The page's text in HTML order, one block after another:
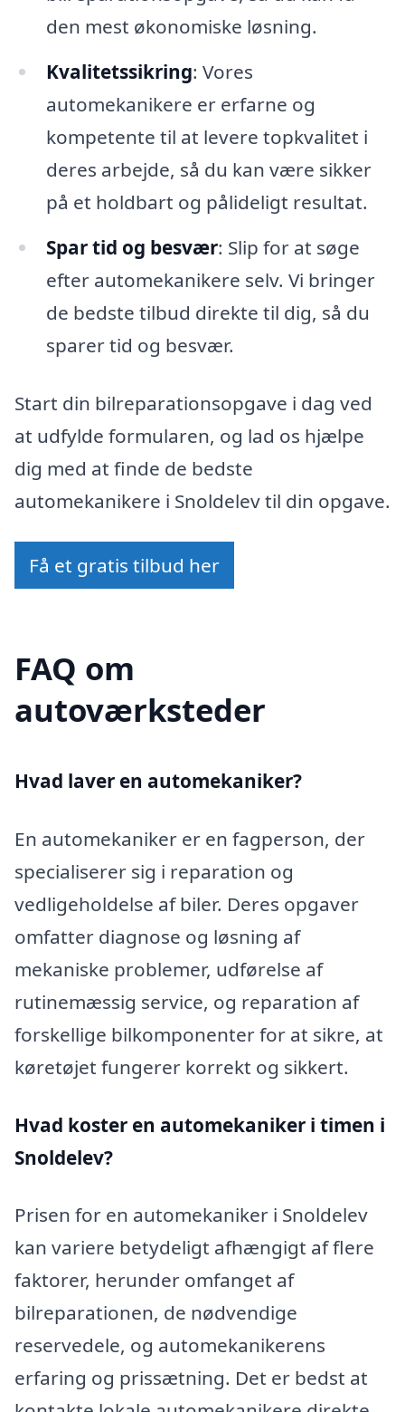
den mest økonomiske løsning.
Kvalitetssikring: Vores
automekanikere er erfarne og
kompetente til at levere topkvalitet i
deres arbejde, så du kan være sikker
på et holdbart og pålideligt resultat.
Spar tid og besvær: Slip for at søge
efter automekanikere selv. Vi bringer
de bedste tilbud direkte til dig, så du
sparer tid og besvær.
Start din bilreparationsopgave i dag ved
at udfylde formularen, og lad os hjælpe
dig med at finde de bedste
automekanikere i Snoldelev til din opgave.
Få et gratis tilbud her
FAQ om
autoværksteder
Hvad laver en automekaniker?
En automekaniker er en fagperson, der
specialiserer sig i reparation og
vedligeholdelse af biler. Deres opgaver
omfatter diagnose og løsning af
mekaniske problemer, udførelse af
rutinemæssig service, og reparation af
forskellige bilkomponenter for at sikre, at
køretøjet fungerer korrekt og sikkert.
Hvad koster en automekaniker i timen i
Snoldelev?
Prisen for en automekaniker i Snoldelev
kan variere betydeligt afhængigt af flere
faktorer, herunder omfanget af
bilreparationen, de nødvendige
reservedele, og automekanikerens
erfaring og prissætning. Det er bedst at